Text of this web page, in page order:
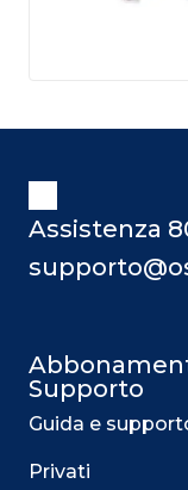
Assistenza
Supporto
Guida e
Privati